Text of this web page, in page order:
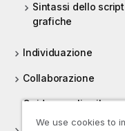
Sintassi dello
grafiche
Individuazione
Collaborazione
Guida per gli
We use cookies to